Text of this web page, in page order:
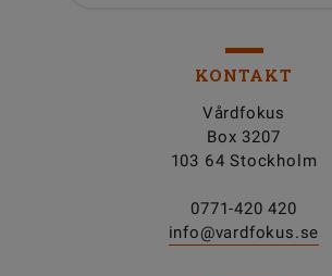
KONTAKT
Vårdfokus
Box 3207
103 64 Stockholm
0771-420 420
info@vardfokus.se